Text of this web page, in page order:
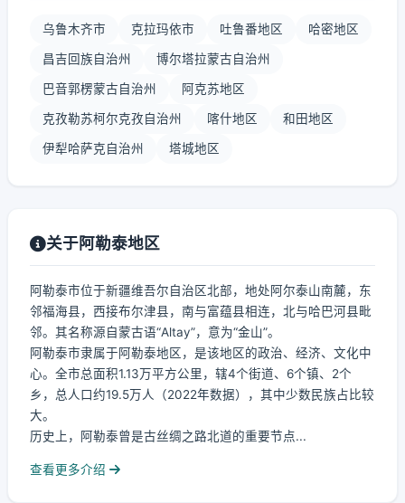
乌鲁木齐市 克拉玛依市 吐鲁番地区 哈密地区
昌吉回族自治州 博尔塔拉蒙古自治州
巴音郭楞蒙古自治州 阿克苏地区
克孜勒苏柯尔克孜自治州 喀什地区 和田地区
伊犁哈萨克自治州 塔城地区
关于阿勒泰地区
阿勒泰市位于新疆维吾尔自治区北部，地处阿尔泰山南麓，东
邻福海县，西接布尔津县，南与富蕴县相连，北与哈巴河县毗
邻。其名称源自蒙古语“Altay”，意为“金山”。
阿勒泰市隶属于阿勒泰地区，是该地区的政治、经济、文化中
心。全市总面积1.13万平方公里，辖4个街道、6个镇、2个
乡，总人口约19.5万人（2022年数据），其中少数民族占比较
大。
历史上，阿勒泰曾是古丝绸之路北道的重要节点...
查看更多介绍